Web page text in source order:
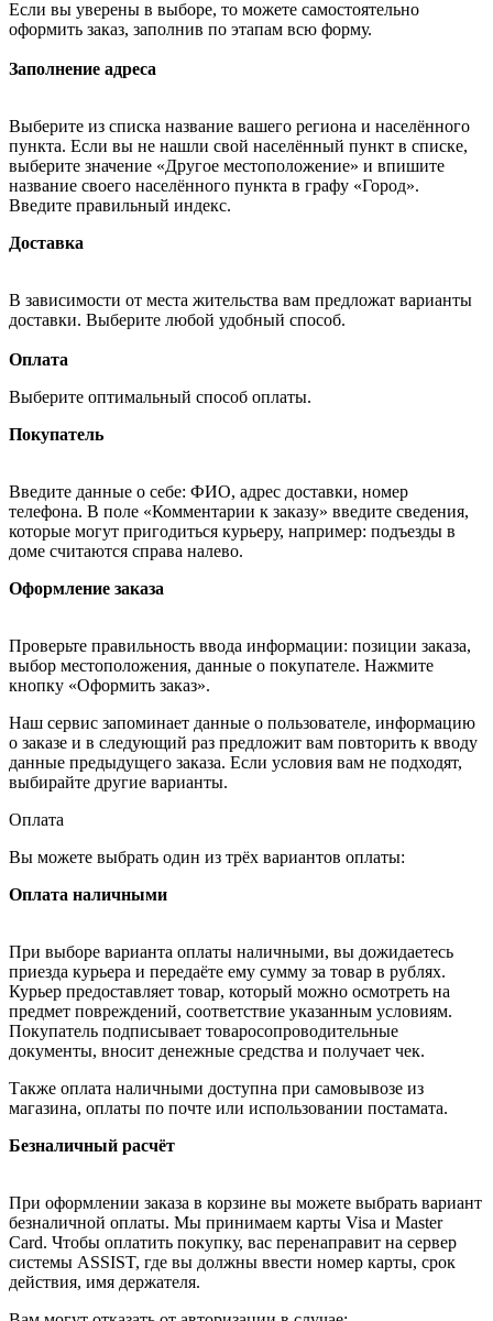
Если вы уверены в выборе, то можете самостоятельно
оформить заказ, заполнив по этапам всю форму.
Заполнение адреса
Выберите из списка название вашего региона и населённого
пункта. Если вы не нашли свой населённый пункт в списке,
выберите значение «Другое местоположение» и впишите
название своего населённого пункта в графу «Город».
Введите правильный индекс.
Доставка
В зависимости от места жительства вам предложат варианты
доставки. Выберите любой удобный способ.
Оплата
Выберите оптимальный способ оплаты.
Покупатель
Введите данные о себе: ФИО, адрес доставки, номер
телефона. В поле «Комментарии к заказу» введите сведения,
которые могут пригодиться курьеру, например: подъезды в
доме считаются справа налево.
Оформление заказа
Проверьте правильность ввода информации: позиции заказа,
выбор местоположения, данные о покупателе. Нажмите
кнопку «Оформить заказ».
Наш сервис запоминает данные о пользователе, информацию
о заказе и в следующий раз предложит вам повторить к вводу
данные предыдущего заказа. Если условия вам не подходят,
выбирайте другие варианты.
Оплата
Вы можете выбрать один из трёх вариантов оплаты:
Оплата наличными
При выборе варианта оплаты наличными, вы дожидаетесь
приезда курьера и передаёте ему сумму за товар в рублях.
Курьер предоставляет товар, который можно осмотреть на
предмет повреждений, соответствие указанным условиям.
Покупатель подписывает товаросопроводительные
документы, вносит денежные средства и получает чек.
Также оплата наличными доступна при самовывозе из
магазина, оплаты по почте или использовании постамата.
Безналичный расчёт
При оформлении заказа в корзине вы можете выбрать вариант
безналичной оплаты. Мы принимаем карты Visa и Master
Card. Чтобы оплатить покупку, вас перенаправит на сервер
системы ASSIST, где вы должны ввести номер карты, срок
действия, имя держателя.